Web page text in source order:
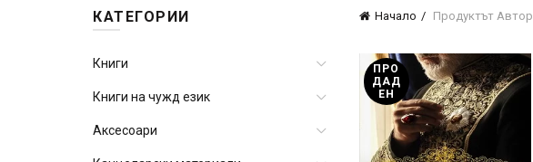
Начало Продуктът Автор
ПРО
ДАД
ЕН
КАТЕГОРИИ
Книги
Книги на чужд език
Аксесоари